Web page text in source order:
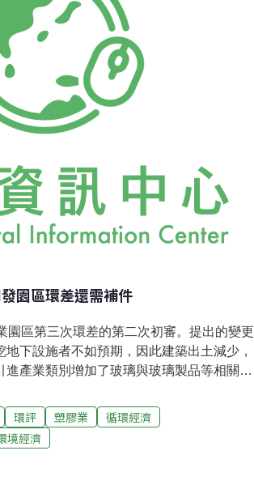
園區環差還需補件
園區第三次環差的第二次初審。提出的變更
下設施者不如預期，因此建築出土減少，
產業類別增加了玻璃與玻璃製品等相關製
有北側和春基地82公頃與南側大發基地54
區已將完工，道路、滯洪池、污水廠、服
全台第一個依據「產業創新條例」核准設
環評 塑膠業
循環經濟
境經濟